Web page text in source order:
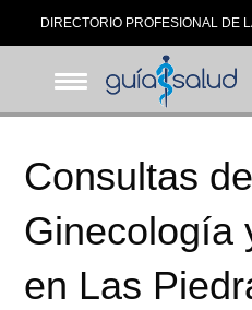
DIRECTORIO PROFESIONAL DE
Consultas de
Ginecología
en Las